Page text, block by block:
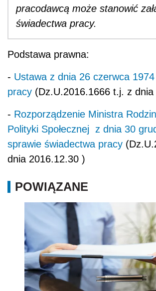
pracodawcą może stanowić
świadectwa pracy.
Podstawa prawna:
- Ustawa z dnia 26 czerwca
pracy (Dz.U.2016.1666 t.j. z
- Rozporządzenie Ministra
Polityki Społecznej z dnia 30
sprawie świadectwa pracy
dnia 2016.12.30 )
POWIĄZANE